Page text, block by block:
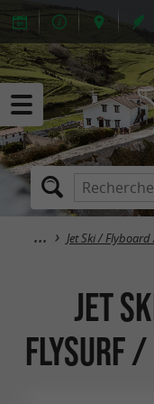
Jet Ski /
Jet
Flysurf /